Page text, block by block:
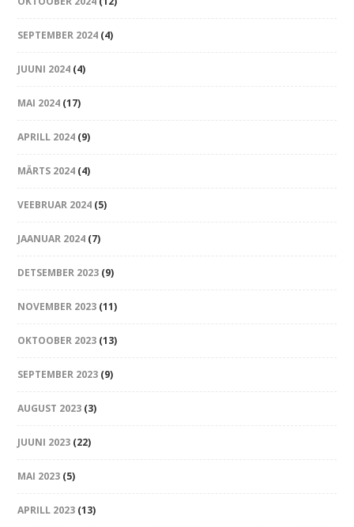
SEPTEMBER 2024 (4)
JUUNI 2024 (4)
MAI 2024 (17)
APRILL 2024 (9)
MÄRTS 2024 (4)
VEEBRUAR 2024 (5)
JAANUAR 2024 (7)
DETSEMBER 2023 (9)
NOVEMBER 2023 (11)
OKTOOBER 2023 (13)
SEPTEMBER 2023 (9)
AUGUST 2023 (3)
JUUNI 2023 (22)
MAI 2023 (5)
APRILL 2023 (13)